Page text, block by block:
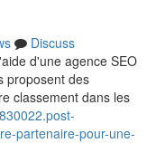
Discuss
d'une agence SEO
proposent des
classement dans les
partenaire-pour-une-